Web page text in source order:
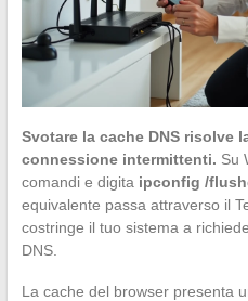
Svotare la cache DNS risolve
connessione intermittenti. Su
comandi e digita ipconfig /
equivalente passa attraverso il
costringe il tuo sistema a
DNS.
La cache del browser presenta